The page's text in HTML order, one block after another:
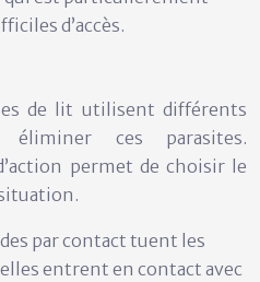
d’accès.
de lit utilisent différents
éliminer ces parasites.
permet de choisir le
par contact tuent les
entrent en contact avec